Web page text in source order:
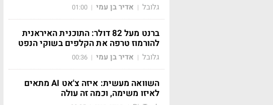
גלובל | אדיר בן עמי |
01:00
ברנט מעל 82 דולר: התוכנית האיראנית
להורמוז טרפה את הקלפים בשוקי הנפט
גלובל | אדיר בן עמי |
00:36
השוואה מעשית: איזה צ'אט AI מתאים
לאיזו משימה, וכמה זה עולה